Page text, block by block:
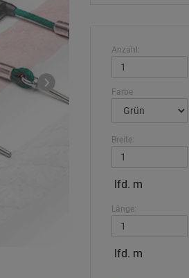
Anzahl:
Farbe
Breite:
lfd. m
Länge:
lfd. m